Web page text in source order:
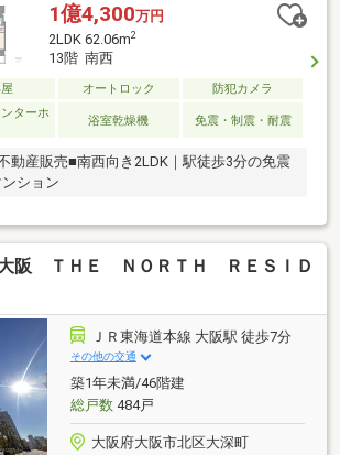
1億4,300万円
2LDK 62.06m2
13階 南西
オートロック
防犯カメラ
ターホ
浴室乾燥機 免震・制震・耐震
動産販売■南西向き2LDK｜駅徒歩3分の免震
ション
大阪 ＴＨＥ ＮＯＲＴＨ ＲＥＳＩＤ
ＪＲ東海道本線 大阪駅 徒歩7分
その他の交通
築1年未満/46階建
総戸数484戸
大阪府大阪市北区大深町